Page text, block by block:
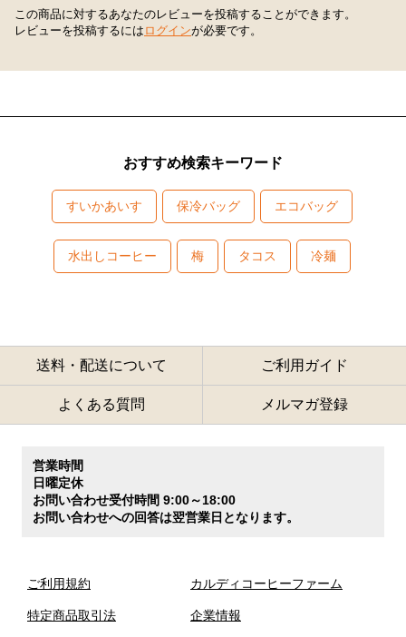
この商品に対するあなたのレビューを投稿することができます。
レビューを投稿するには ログインが必要です。
おすすめ検索キーワード
すいかあいす 保冷バッグ エコバッグ
水出しコーヒー 梅 タコス 冷麺
送料・配送について ご利用ガイド
よくある質問 メルマガ登録
営業時間
日曜定休
お問い合わせ受付時間 9:00～18:00
お問い合わせへの回答は翌営業日となります。
ご利用規約
特定商品取引法
カルディコーヒーファーム
企業情報